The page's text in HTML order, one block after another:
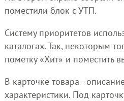
поместили блок с УТП.
Систему приоритетов
каталогах. Так, некоторым
пометку «Хит» и поместить
В карточке товара -
характеристики. Под